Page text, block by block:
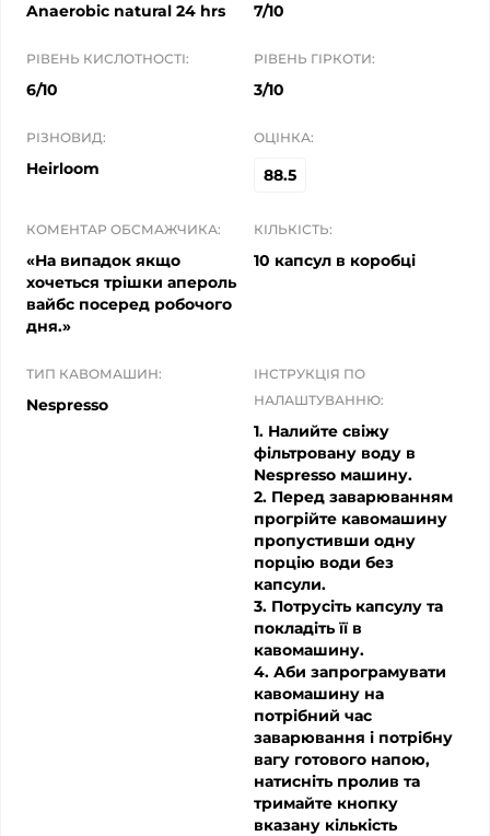
Anaerobic natural 24 hrs 7/10
РІВЕНЬ КИСЛОТНОСТІ:
6/10
РІВЕНЬ ГІРКОТИ:
3/10
РІЗНОВИД:
Heirloom
ОЦІНКА:
88.5
КОМЕНТАР ОБСМАЖЧИКА:
«На випадок якщо
хочеться трішки апероль
вайбс посеред робочого
дня.»
КІЛЬКІСТЬ:
10 капсул в коробці
ТИП КАВОМАШИН:
Nespresso
ІНСТРУКЦІЯ ПО
НАЛАШТУВАННЮ:
1. Налийте свіжу
фільтровану воду в
Nespresso машину.
2. Перед заварюванням
прогрійте кавомашину
пропустивши одну
порцію води без
капсули.
3. Потрусіть капсулу та
покладіть її в
кавомашину.
4. Аби запрограмувати
кавомашину на
потрібний час
заварювання і потрібну
вагу готового напою,
натисніть пролив та
тримайте кнопку
вказану кількість